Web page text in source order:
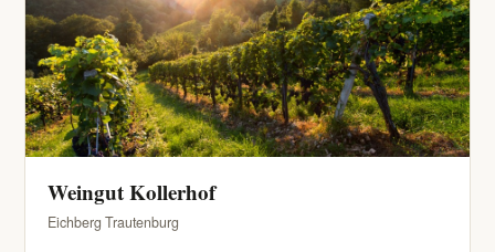
Weingut Kollerhof
Eichberg Trautenburg